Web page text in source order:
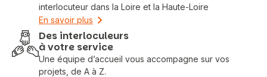
interlocuteur dans la Loire et la Haute-Loire
En savoir plus
Des interloculeurs
à votre service
Une équipe d’accueil vous accompagne sur vos
projets, de A à Z.